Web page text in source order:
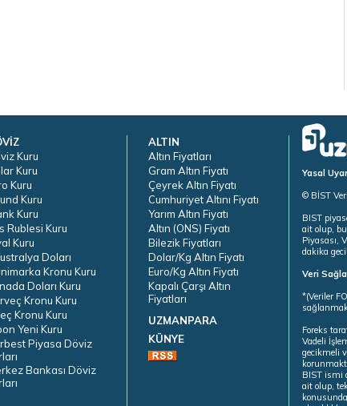
Kuru
Kuru
Kuru
Kuru
Kuru
Rublesi Kuru
Kuru
Doları
Kronu Kuru
Doları Kuru
Kronu Kuru
Kronu Kuru
Yeni Kuru
Piyasa Döviz
Bankası Döviz
ALTIN
Altın Fiyatları
Gram Altın Fiyatı
Çeyrek Altın Fiyatı
Cumhuriyet Altını Fiyatı
Yarım Altın Fiyatı
Altın (ONS) Fiyatı
Bilezik Fiyatları
Dolar/Kg Altın Fiyatı
Euro/Kg Altın Fiyatı
Kapalı Çarşı Altın
Fiyatları
UZMANPARA
KÜNYE
Yasal
© BİST
BIST
ait olup,
Piyasası,
dakika
Veri
*(Veriler
Foreks
Vadeli
gecikmeli
BIST ismi
ait olup,